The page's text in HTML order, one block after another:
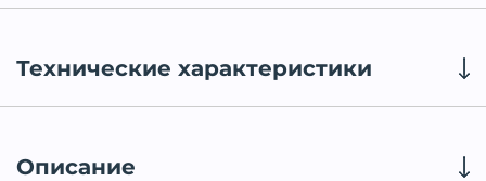
Технические характеристики
Описание